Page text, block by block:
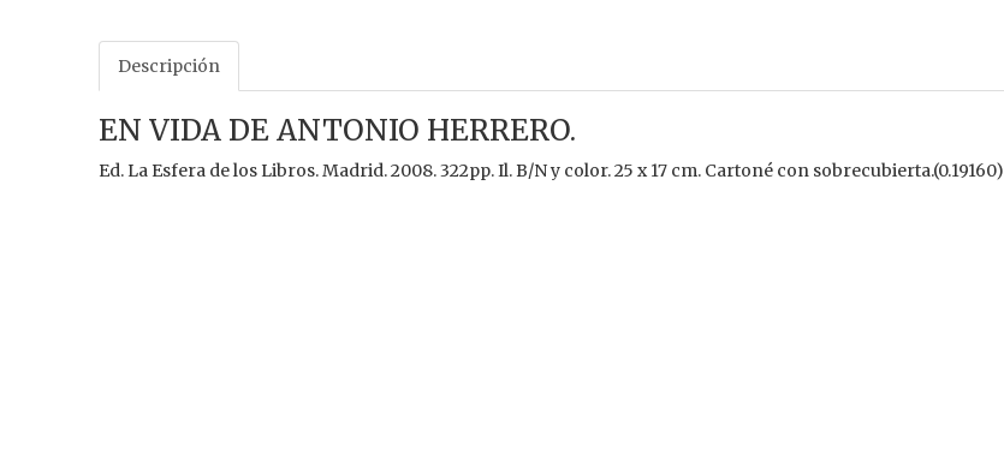
Descripción
EN VIDA DE ANTONIO HERRERO.
Ed. La Esfera de los Libros. Madrid. 2008. 322pp. Il. B/N y color. 25 x 17 cm. Cartoné con sobrecubierta.(0.19160)